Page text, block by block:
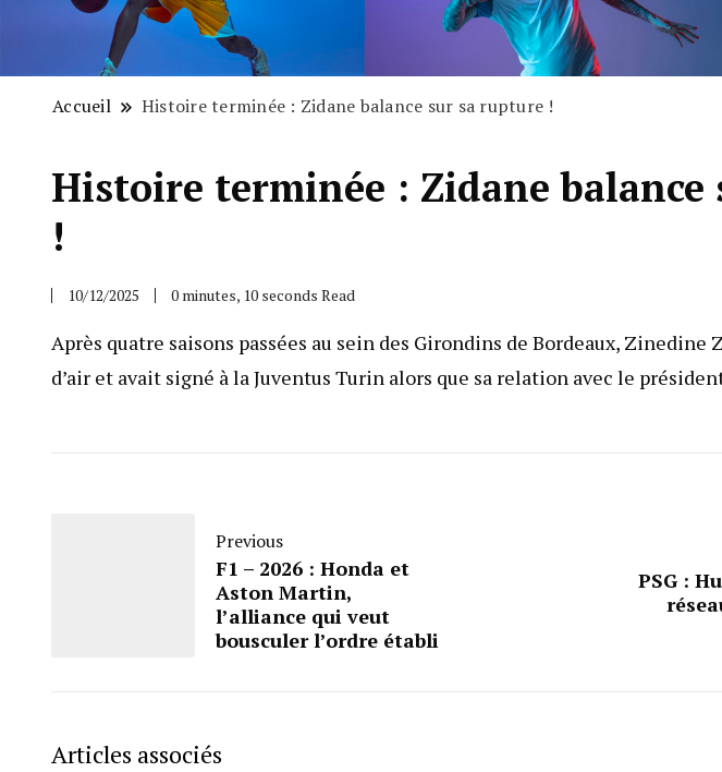
Accueil Histoire terminée : Zidane balance sur sa rupture !
Histoire terminée : Zidane
!
10/12/2025 0 minutes, 10 seconds Read
Après quatre saisons passées au sein des Girondins de Bordeaux,
d’air et avait signé à la Juventus Turin alors que sa relation avec le
Previous
F1 – 2026 : Honda et
Aston Martin,
l’alliance qui veut
bousculer l’ordre établi
PSG :
Articles associés